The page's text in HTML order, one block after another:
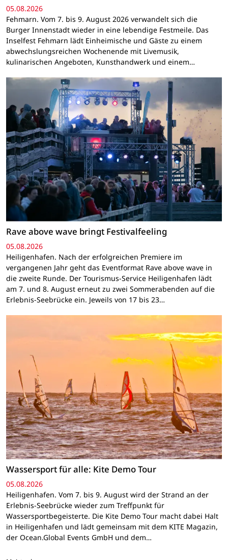
05.08.2026
Fehmarn. Vom 7. bis 9. August 2026 verwandelt sich die
Burger Innenstadt wieder in eine lebendige Festmeile. Das
Inselfest Fehmarn lädt Einheimische und Gäste zu einem
abwechslungsreichen Wochenende mit Livemusik,
kulinarischen Angeboten, Kunsthandwerk und einem…
Rave above wave bringt Festivalfeeling
05.08.2026
Heiligenhafen. Nach der erfolgreichen Premiere im
vergangenen Jahr geht das Eventformat Rave above wave in
die zweite Runde. Der Tourismus-Service Heiligenhafen lädt
am 7. und 8. August erneut zu zwei Sommerabenden auf die
Erlebnis-Seebrücke ein. Jeweils von 17 bis 23…
Wassersport für alle: Kite Demo Tour
05.08.2026
Heiligenhafen. Vom 7. bis 9. August wird der Strand an der
Erlebnis-Seebrücke wieder zum Treffpunkt für
Wassersportbegeisterte. Die Kite Demo Tour macht dabei Halt
in Heiligenhafen und lädt gemeinsam mit dem KITE Magazin,
der Ocean.Global Events GmbH und dem…